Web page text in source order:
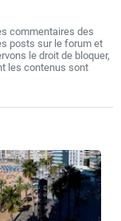
commentaires des
posts sur le forum et
le droit de bloquer,
les contenus sont